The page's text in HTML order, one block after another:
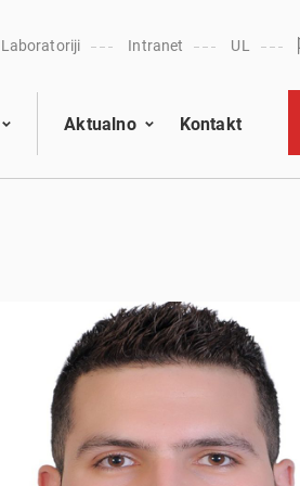
Laboratoriji Intranet UL
Aktualno Kontakt